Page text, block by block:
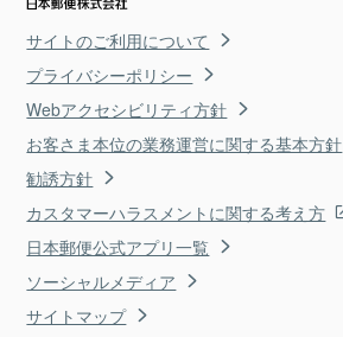
サイトのご利用について
プライバシーポリシー
Webアクセシビリティ方針
お客さま本位の業務運営に関する基本方針
勧誘方針
カスタマーハラスメントに関する考え方
日本郵便公式アプリ一覧
ソーシャルメディア
サイトマップ